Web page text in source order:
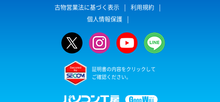
古物営業法に基づく表示
利用規約
個人情報保護
証明書の内容をクリックして
ご確認ください。